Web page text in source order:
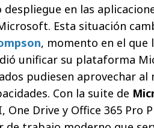
en las
Esta situación
, momento en el que
unificar su plataforma
pudiesen aprovechar
Con la suite de
One Drive y Office 365 Pro